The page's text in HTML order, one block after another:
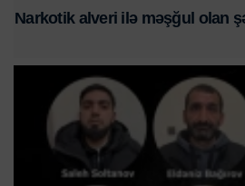
Narkotik alveri ilə məşğul olan